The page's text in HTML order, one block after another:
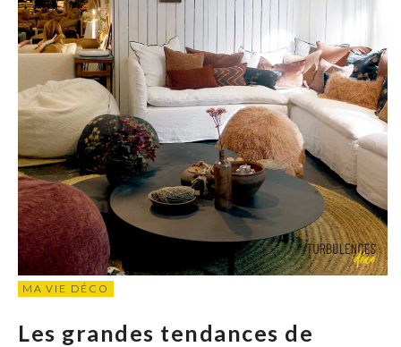
MA VIE DÉCO
Les grandes tendances de